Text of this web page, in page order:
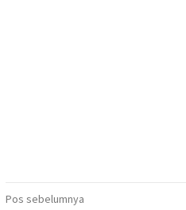
Navigasi
Pos sebelumnya